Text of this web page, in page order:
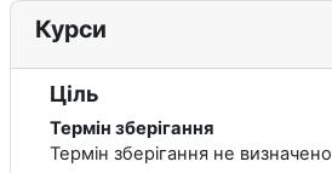
Курси
Ціль
Термін зберігання
Термін зберігання не визначено